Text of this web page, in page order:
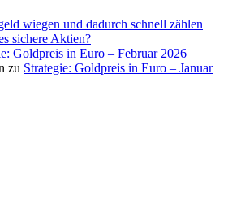
wiegen und dadurch schnell zählen
sichere Aktien?
Goldpreis in Euro – Februar 2026
zu Strategie: Goldpreis in Euro – Januar